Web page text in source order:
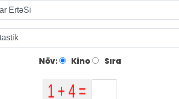
Növ: Kino Sıra